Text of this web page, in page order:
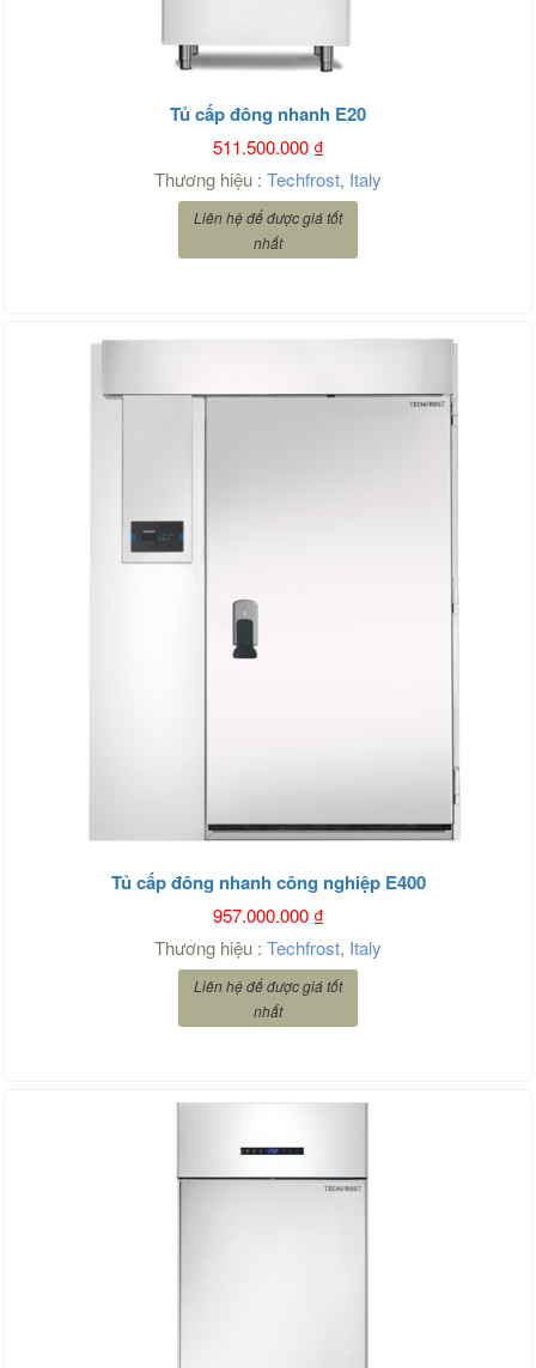
Tủ cấp đông nhanh E20
511.500.000₫
Thương hiệu : Techfrost, Italy
Liên hệ để được giá tốt
nhất
Tủ cấp đông nhanh công nghiệp E400
957.000.000₫
Thương hiệu : Techfrost, Italy
Liên hệ để được giá tốt
nhất